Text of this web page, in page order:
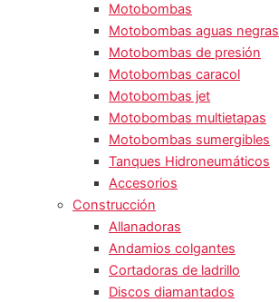
Motobombas
Motobombas aguas negras
Motobombas de presión
Motobombas caracol
Motobombas jet
Motobombas multietapas
Motobombas sumergibles
Tanques Hidroneumáticos
Accesorios
Construcción
Allanadoras
Andamios colgantes
Cortadoras de ladrillo
Discos diamantados